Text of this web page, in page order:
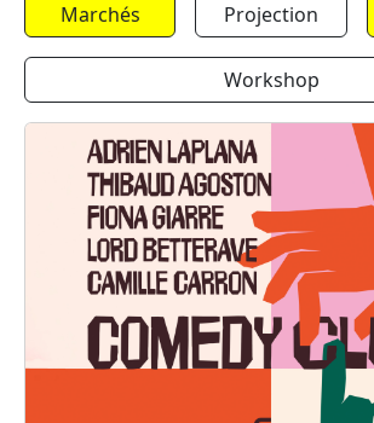
Marchés Projection
Workshop